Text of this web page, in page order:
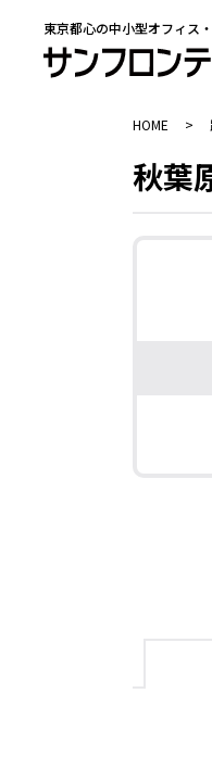
東京都心の中小型オフィス
HOME >
秋葉